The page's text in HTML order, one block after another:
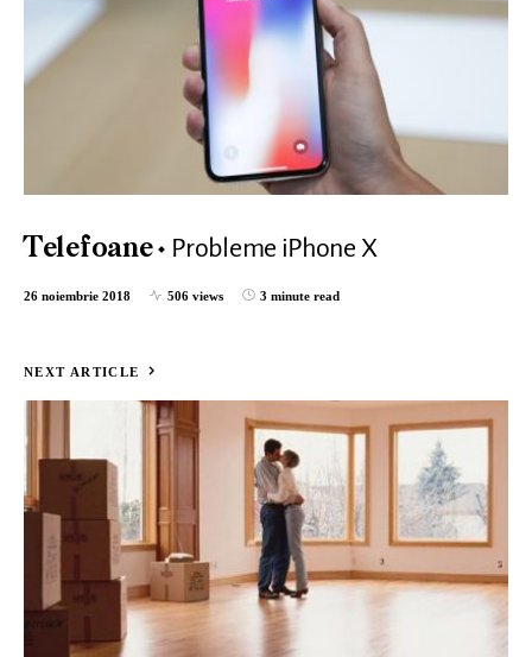
Telefoane Probleme iPhone X
26 noiembrie 2018 506 views 3 minute read
NEXT ARTICLE